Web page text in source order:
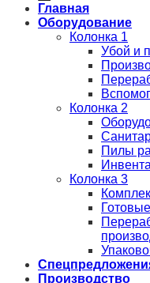
Главная
Оборудование
Колонка 1
Убой и
Колонка 2
Пилы
Колонка 3
Производство